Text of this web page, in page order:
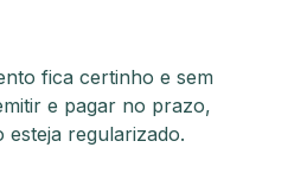
fica certinho e sem
e pagar no prazo,
esteja regularizado.